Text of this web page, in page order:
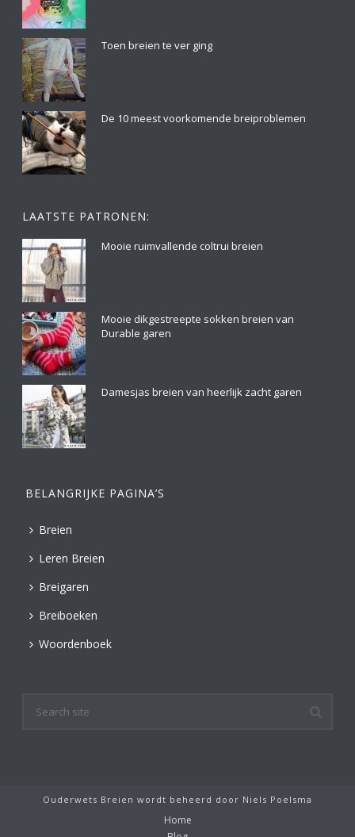
Toen breien te ver ging
De 10 meest voorkomende breiproblemen
LAATSTE PATRONEN:
Mooie ruimvallende coltrui breien
Mooie dikgestreepte sokken breien van
Durable garen
Damesjas breien van heerlijk zacht garen
BELANGRIJKE PAGINA’S
Breien
Leren Breien
Breigaren
Breiboeken
Woordenboek
Ouderwets Breien wordt beheerd door Niels Poelsma
Home